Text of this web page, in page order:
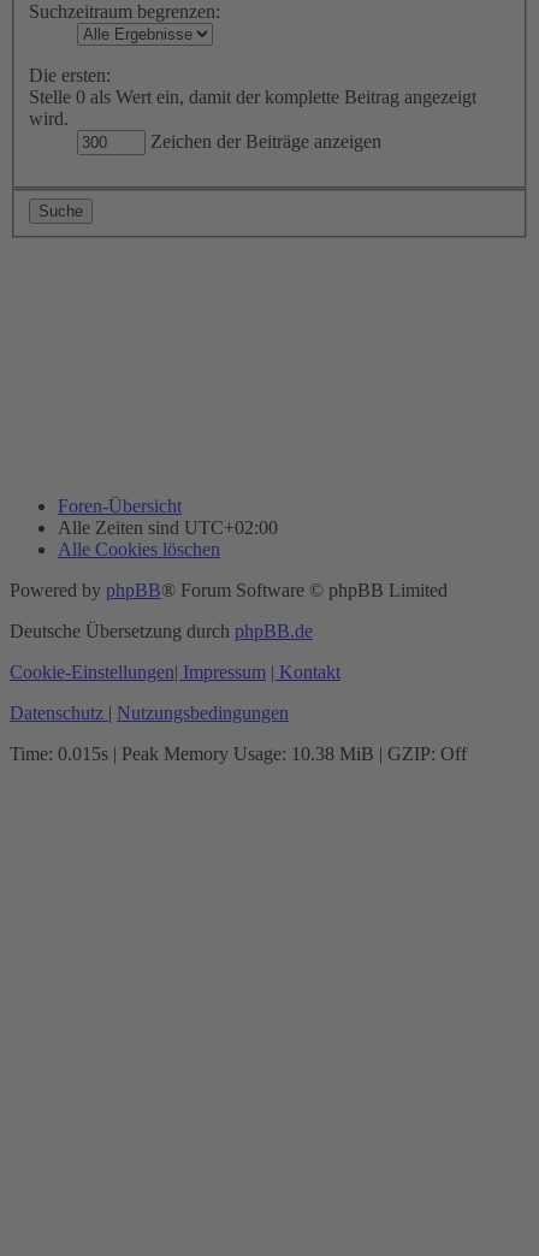
Suchzeitraum begrenzen:
Die ersten:
Stelle 0 als Wert ein, damit der komplette Beitrag angezeigt
wird.
Zeichen der Beiträge anzeigen
Foren-Übersicht
Alle Zeiten sind UTC+02:00
Alle Cookies löschen
Powered by phpBB® Forum Software © phpBB Limited
Deutsche Übersetzung durch phpBB.de
Cookie-Einstellungen| Impressum | Kontakt
Datenschutz | Nutzungsbedingungen
Time: 0.015s | Peak Memory Usage: 10.38 MiB | GZIP: Off